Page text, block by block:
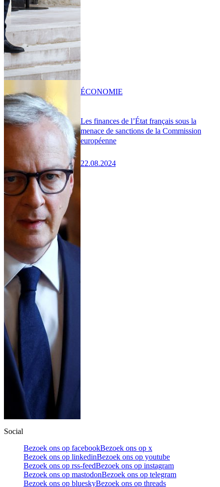
Les finances de l’État français sous la
menace de sanctions de la Commission
européenne
22.08.2024
ÉCONOMIE
Social
Bezoek ons op facebookBezoek ons op x
Bezoek ons op linkedinBezoek ons op youtube
Bezoek ons op rss-feedBezoek ons op instagram
Bezoek ons op mastodonBezoek ons op telegram
Bezoek ons op blueskyBezoek ons op threads